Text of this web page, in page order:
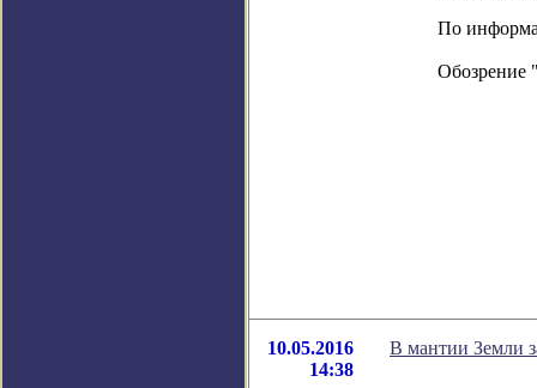
По
Обозрение
10.05.2016
14:38
В мантии Земли